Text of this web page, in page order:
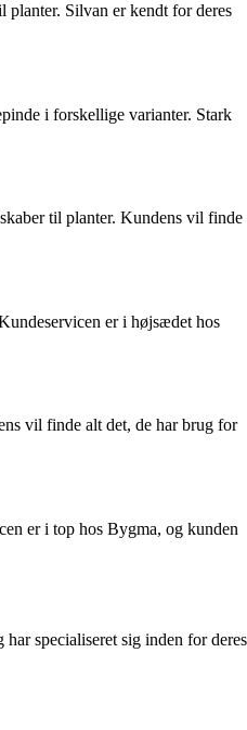
planter. Silvan er kendt for deres
i forskellige varianter. Stark
til planter. Kundens vil finde
er i højsædet hos
vil finde alt det, de har brug for
er i top hos Bygma, og kunden
specialiseret sig inden for deres